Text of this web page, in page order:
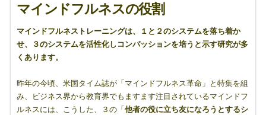
マインドフルネスの役割
マインドフルネストレーニングは、１と２のシステムを落ち着か
せ、３のシステムを活性化しコンパッションを培うと示す研究が多
くあります。
昨年の今頃、米国タイム誌が「マインドフルネス革命」と特集を組
み、ビジネス界から教育界でもますます注目されているマインドフ
ルネスには、こうした、３の「 他者の役に立ち友になろうとするシ